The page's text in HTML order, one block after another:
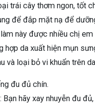
trái cây thơm ngon, tốt
để đắp mặt nạ để
này được nhiều chị em
hợp da xuất hiện mụn
và loại bỏ vi khuẩn trên
đu đủ chín.
: Bạn hãy xay nhuyễn đu